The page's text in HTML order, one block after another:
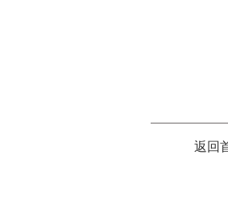
返回